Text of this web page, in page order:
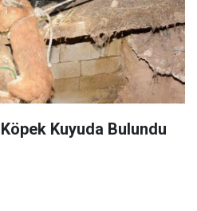
Kuyuda Bulundu